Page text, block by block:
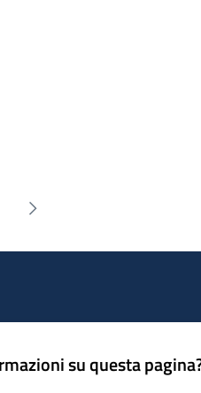
Successiva »
su questa